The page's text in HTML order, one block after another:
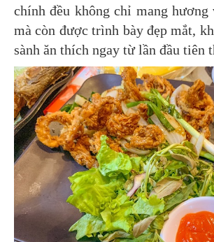
chính đều không chỉ mang
mà còn được trình bày đẹp mắt,
sành ăn thích ngay từ lần đầu tiên